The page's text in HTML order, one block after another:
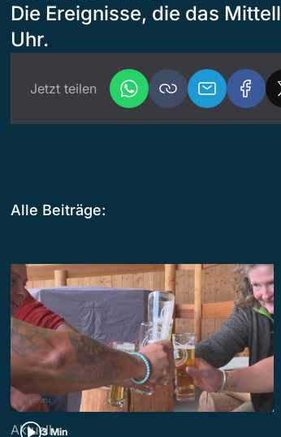
Die Ereignisse, die das
Uhr.
Jetzt teilen
Alle Beiträge:
3 Min
Aktuell